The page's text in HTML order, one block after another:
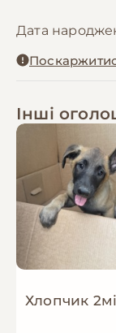
Дата
Малюки
навколишнім
зі стабільною
Інші
Хлопчик